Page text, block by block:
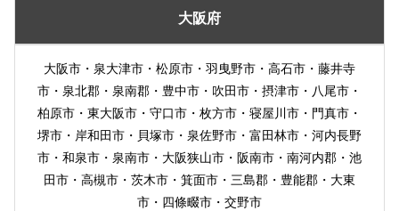
大阪府
大阪市・泉大津市・松原市・羽曳野市・高石市・藤井寺
市・泉北郡・泉南郡・豊中市・吹田市・摂津市・八尾市・
柏原市・東大阪市・守口市・枚方市・寝屋川市・門真市・
堺市・岸和田市・貝塚市・泉佐野市・富田林市・河内長野
市・和泉市・泉南市・大阪狭山市・阪南市・南河内郡・池
田市・高槻市・茨木市・箕面市・三島郡・豊能郡・大東
市・四條畷市・交野市